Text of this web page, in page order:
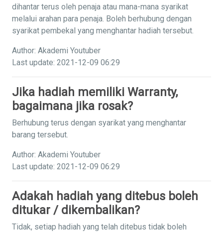
dihantar terus oleh penaja atau mana-mana syarikat
melalui arahan para penaja. Boleh berhubung dengan
syarikat pembekal yang menghantar hadiah tersebut.
Author: Akademi Youtuber
Last update: 2021-12-09 06:29
Jika hadiah memiliki Warranty,
bagaimana jika rosak?
Berhubung terus dengan syarikat yang menghantar
barang tersebut.
Author: Akademi Youtuber
Last update: 2021-12-09 06:29
Adakah hadiah yang ditebus boleh
ditukar / dikembalikan?
Tidak, setiap hadiah yang telah ditebus tidak boleh